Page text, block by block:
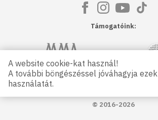
Támogatóink:
Magyar Művészeti Akadémia NKA
Petőfi Kulturális Ügynökség
© 2016-2026
A website cookie-kat használ!
A további böngészéssel jóváhagyja ezek
használatát.